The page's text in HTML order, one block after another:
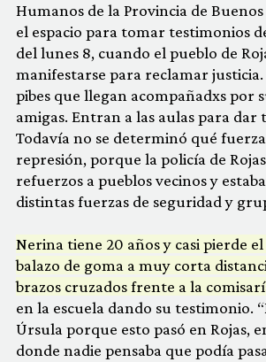
Humanos de la Provincia de
el espacio para tomar testimonios
del lunes 8, cuando el pueblo de
manifestarse para reclamar
pibes que llegan acompañadxs por
amigas. Entran a las aulas para dar
Todavía no se determinó qué
represión, porque la policía de
refuerzos a pueblos vecinos y
distintas fuerzas de seguridad y
Nerina tiene 20 años y casi pierde
balazo de goma a muy corta
brazos cruzados frente a la
en la escuela dando su testimonio.
Úrsula porque esto pasó en Rojas,
donde nadie pensaba que podía